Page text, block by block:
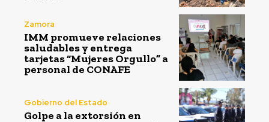
Zamora
IMM promueve relaciones
saludables y entrega
tarjetas “Mujeres Orgullo” a
personal de CONAFE
Gobierno del Estado
Golpe a la extorsión en